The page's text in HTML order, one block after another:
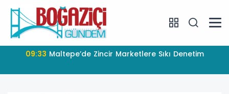
09:33 Maltepe’de Zincir Marketlere Sıkı Denetim